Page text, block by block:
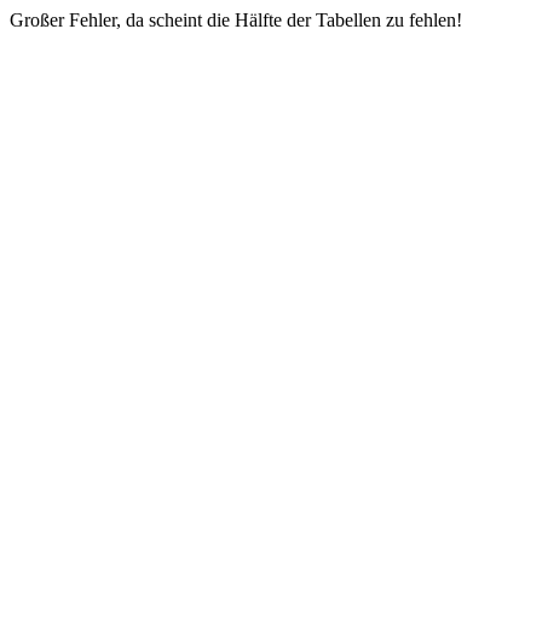
Großer Fehler, da scheint die Hälfte der Tabellen zu fehlen!